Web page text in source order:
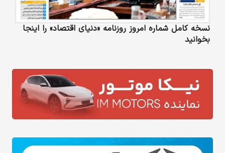
نسخه کامل شماره امروز روزنامه «دنیای‌ اقتصاد» را اینجا
بخوانید